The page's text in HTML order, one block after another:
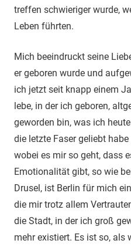
treffen schwieriger wurde,
Leben führten.
Mich beeindruckt seine
er geboren wurde und
ich jetzt seit knapp einem
lebe, in der ich geboren,
geworden bin, was ich
die letzte Faser geliebt
wobei es mir so geht, dass
Emotionalität gibt, so wie
Drusel, ist Berlin für mich
die mir trotz allem
die Stadt, in der ich groß
mehr existiert. Es ist so, als